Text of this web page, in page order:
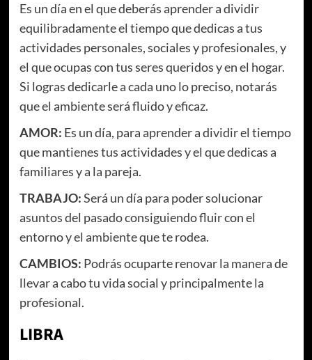
Es un día en el que deberás aprender a dividir
equilibradamente el tiempo que dedicas a tus
actividades personales, sociales y profesionales, y
el que ocupas con tus seres queridos y en el hogar.
Si logras dedicarle a cada uno lo preciso, notarás
que el ambiente será fluido y eficaz.
AMOR: Es un día, para aprender a dividir el tiempo
que mantienes tus actividades y el que dedicas a
familiares y a la pareja.
TRABAJO:Será un día para poder solucionar
asuntos del pasado consiguiendo fluir con el
entorno y el ambiente que te rodea.
CAMBIOS: Podrás ocuparte renovar la manera de
llevar a cabo tu vida social y principalmente la
profesional.
LIBRA